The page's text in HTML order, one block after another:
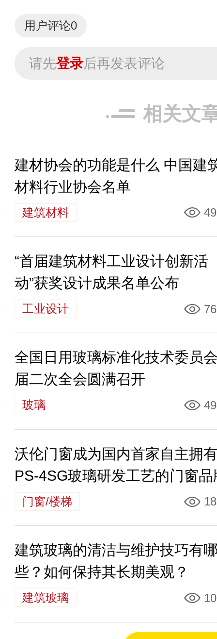
用户评论0
请先登录后再发表评论
相关文
建材协会的功能是什么 中国建
材料行业协会名单
建筑材料
“首届建筑材料工业设计创新活
动”获奖设计成果名单公布
工业设计
全国日用玻璃标准化技术委员
届二次全会圆满召开
玻璃
沃伦门窗成为国内首家自主拥
PS-4SG玻璃研发工艺的门窗品
门窗/楼梯
建筑玻璃的清洁与维护技巧有
些？如何保持其长期美观？
建筑玻璃